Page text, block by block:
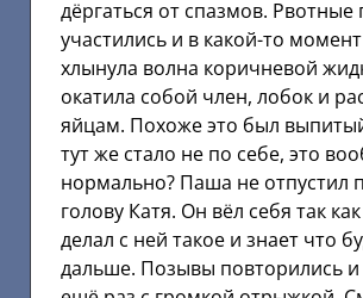
дёргаться от спазмов.
участились и в какой-то
хлынула волна коричневой
окатила собой член, лобок и
яйцам. Похоже это был
тут же стало не по себе, это
нормально? Паша не отпустил
голову Катя. Он вёл себя так
делал с ней такое и знает что
дальше. Позывы повторились